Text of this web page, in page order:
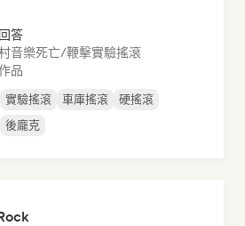
答
音樂死亡/鞭擊實驗搖滾
品
實驗搖滾 車庫搖滾
硬搖滾
後龐克